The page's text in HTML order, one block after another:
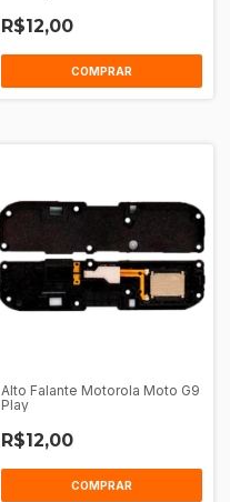
R$12,00
Alto Falante Motorola Moto G9
Play
R$12,00